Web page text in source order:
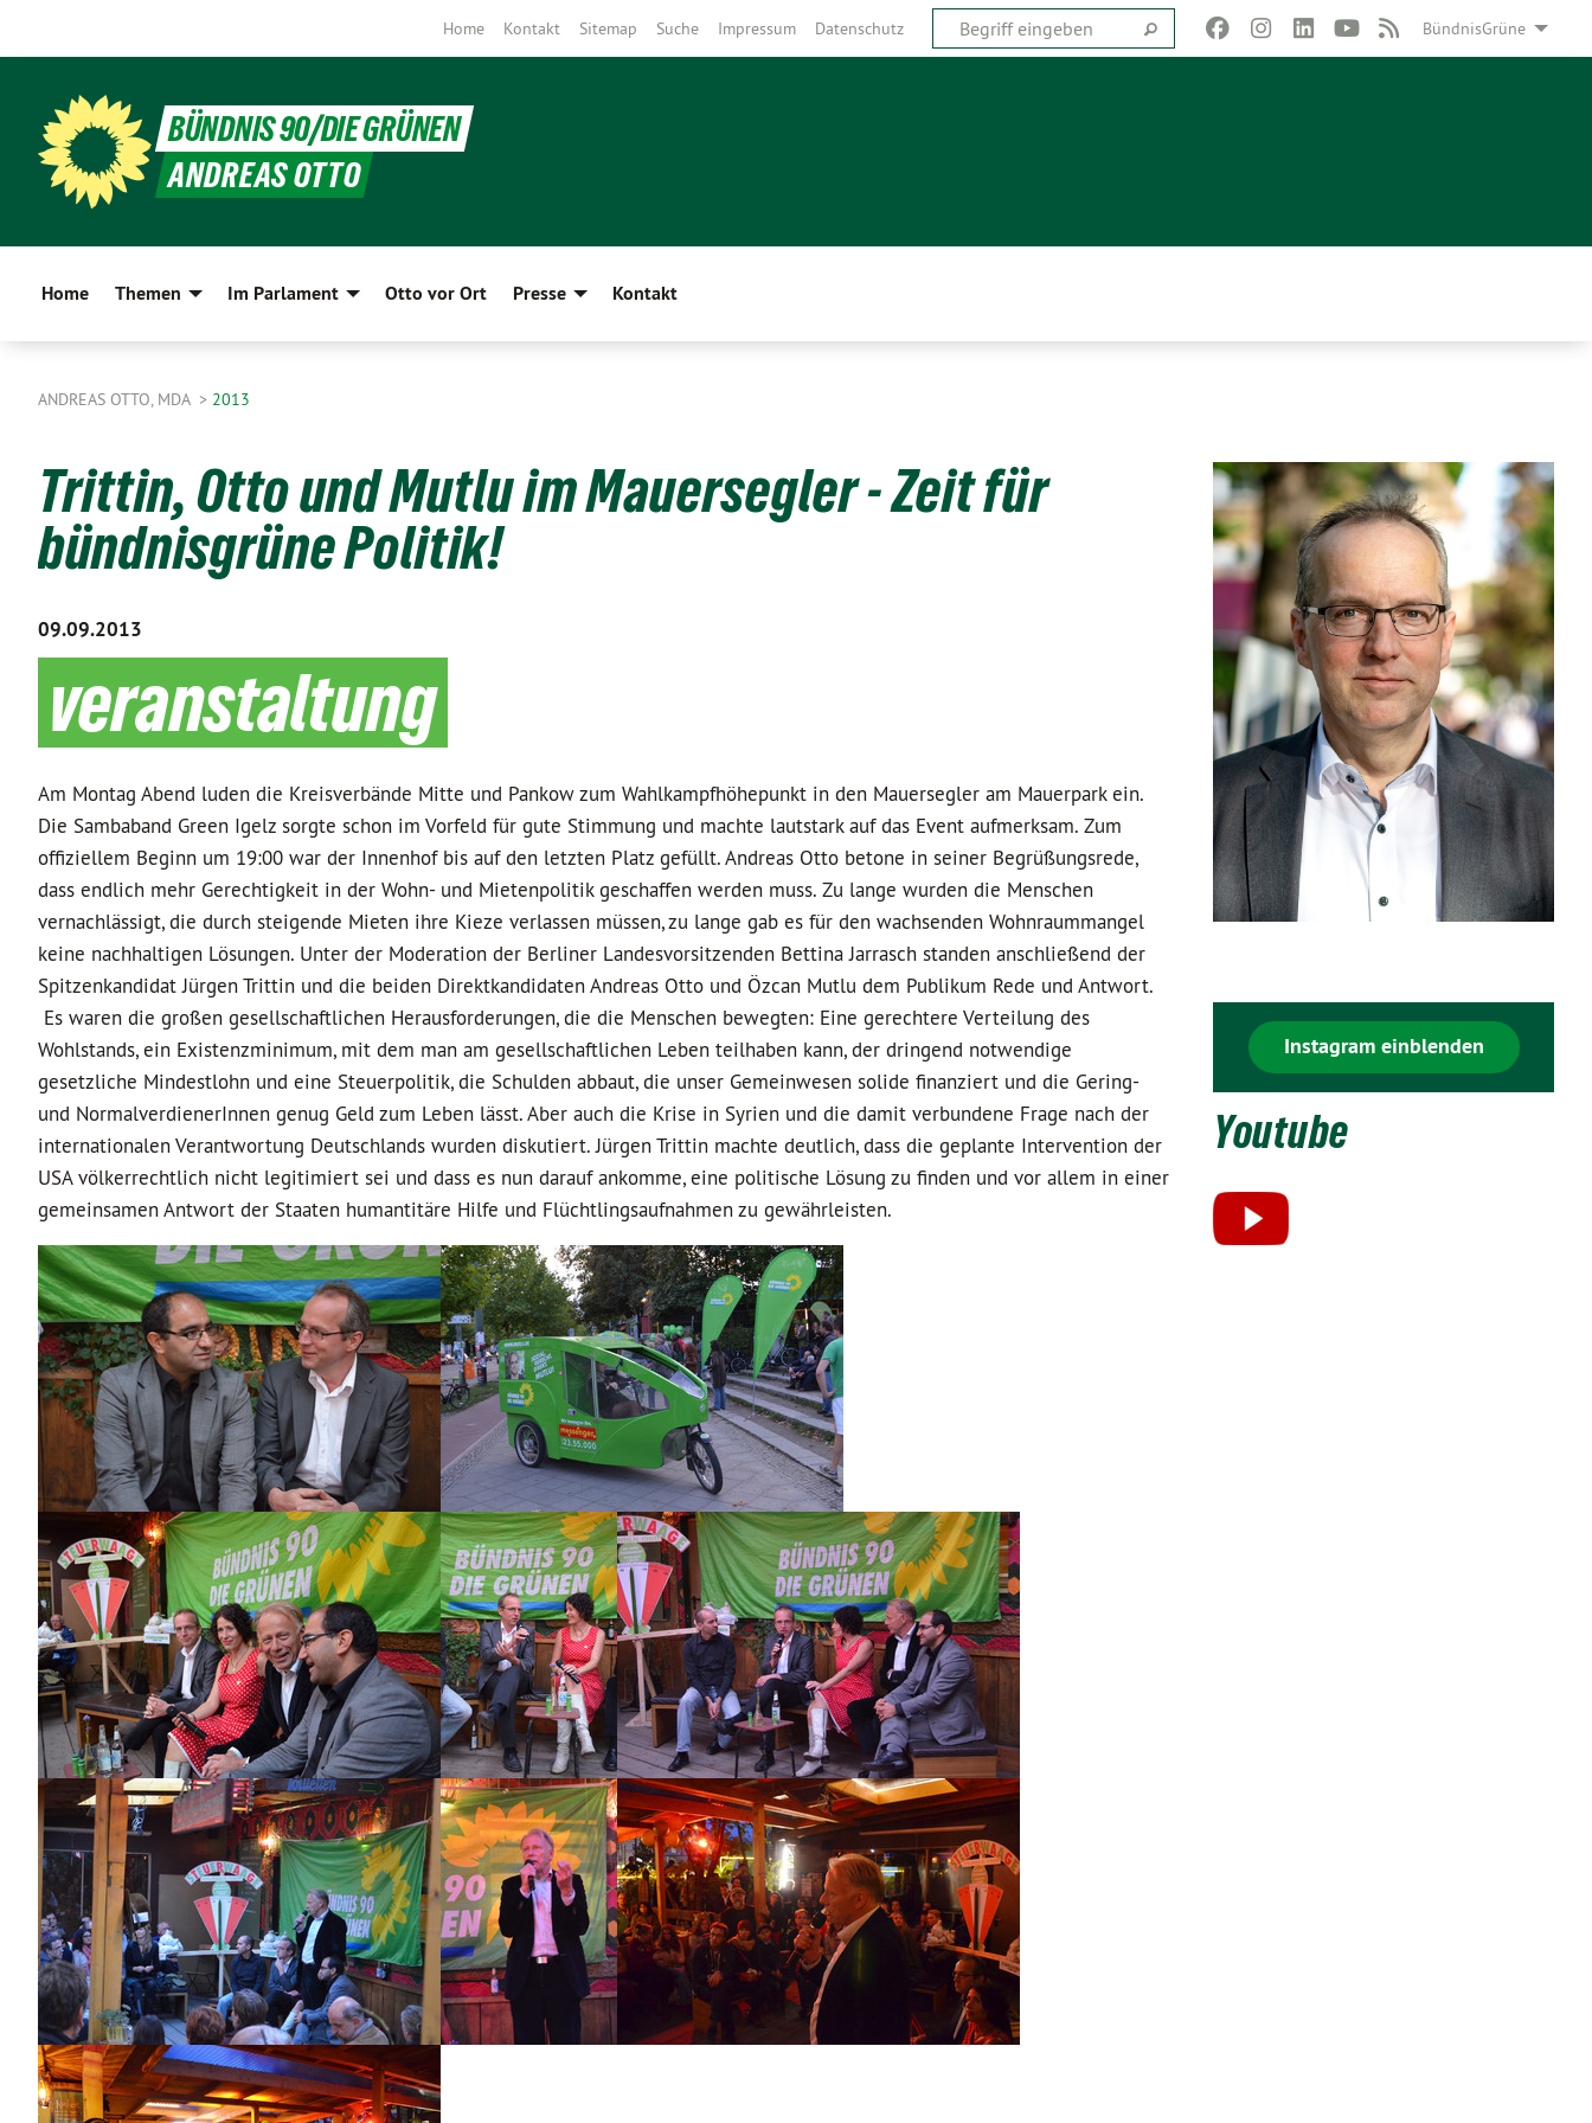
BündnisGrüne
Home Kontakt Sitemap Suche Impressum Datenschutz
BÜNDNIS 90/DIE GRÜNEN
ANDREAS OTTO
Home Themen Im Parlament Otto vor Ort Presse Kontakt
ANDREAS OTTO, MDA 2013
Trittin, Otto und Mutlu im Mauersegler - Zeit für
bündnisgrüne Politik!
09.09.2013
veranstaltung
Am Montag Abend luden die Kreisverbände Mitte und Pankow zum Wahlkampfhöhepunkt in den Mauersegler am Mauerpark ein.
Die Sambaband Green Igelz sorgte schon im Vorfeld für gute Stimmung und machte lautstark auf das Event aufmerksam. Zum
offiziellem Beginn um 19:00 war der Innenhof bis auf den letzten Platz gefüllt. Andreas Otto betone in seiner Begrüßungsrede,
dass endlich mehr Gerechtigkeit in der Wohn- und Mietenpolitik geschaffen werden muss. Zu lange wurden die Menschen
vernachlässigt, die durch steigende Mieten ihre Kieze verlassen müssen, zu lange gab es für den wachsenden Wohnraummangel
keine nachhaltigen Lösungen. Unter der Moderation der Berliner Landesvorsitzenden Bettina Jarrasch standen anschließend der
Spitzenkandidat Jürgen Trittin und die beiden Direktkandidaten Andreas Otto und Özcan Mutlu dem Publikum Rede und Antwort.
Es waren die großen gesellschaftlichen Herausforderungen, die die Menschen bewegten: Eine gerechtere Verteilung des
Wohlstands, ein Existenzminimum, mit dem man am gesellschaftlichen Leben teilhaben kann, der dringend notwendige
gesetzliche Mindestlohn und eine Steuerpolitik, die Schulden abbaut, die unser Gemeinwesen solide finanziert und die Gering-
und NormalverdienerInnen genug Geld zum Leben lässt. Aber auch die Krise in Syrien und die damit verbundene Frage nach der
internationalen Verantwortung Deutschlands wurden diskutiert. Jürgen Trittin machte deutlich, dass die geplante Intervention der
USA völkerrechtlich nicht legitimiert sei und dass es nun darauf ankomme, eine politische Lösung zu finden und vor allem in einer
gemeinsamen Antwort der Staaten humantitäre Hilfe und Flüchtlingsaufnahmen zu gewährleisten.
Instagram einblenden
Youtube